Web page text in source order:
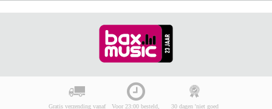
Gratis verzending vanaf
Voor 23:00 besteld,
30 dagen 'niet goed